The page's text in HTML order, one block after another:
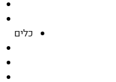
כלים